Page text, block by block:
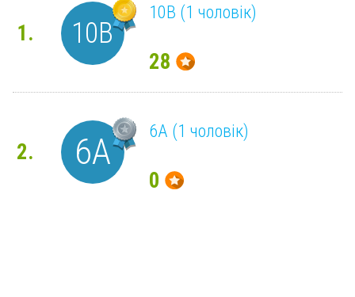
1. 10В
10В (1 чоловік)
28
2. 6А 6А (1 чоловік)
0